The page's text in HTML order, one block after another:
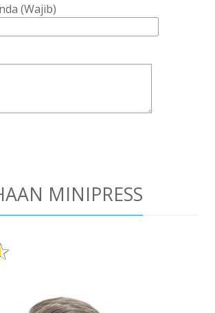
(Wajib)
MINIPRESS